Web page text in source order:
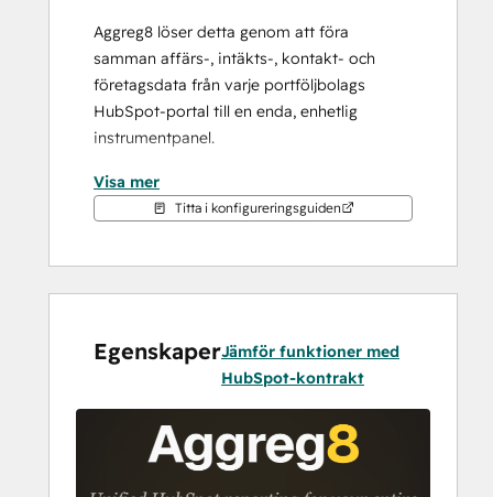
Aggreg8 löser detta genom att föra
samman affärs-, intäkts-, kontakt- och
företagsdata från varje portföljbolags
HubSpot-portal till en enda, enhetlig
instrumentpanel.
Istället för att logga in på varje
portföljbolags HubSpot-konto, ta ut
siffror i kalkylblad, ger Aggreg8 dig
realtidsöversikt över hela din portfölj från
Anslut dina portföljbolags HubSpot-
Intäktsspårning för hela portföljen -
Visa mer
Titta i konfigureringsguiden
EgenskaperJämför funktioner med
HubSpot-kontrakt